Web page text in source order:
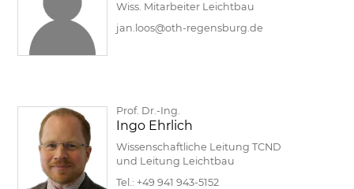
Wiss. Mitarbeiter Leichtbau
jan.loos@oth-regensburg.de
Prof. Dr.-Ing.
Ingo Ehrlich
Wissenschaftliche Leitung TCND
und Leitung Leichtbau
Tel.: +49 941 943-5152